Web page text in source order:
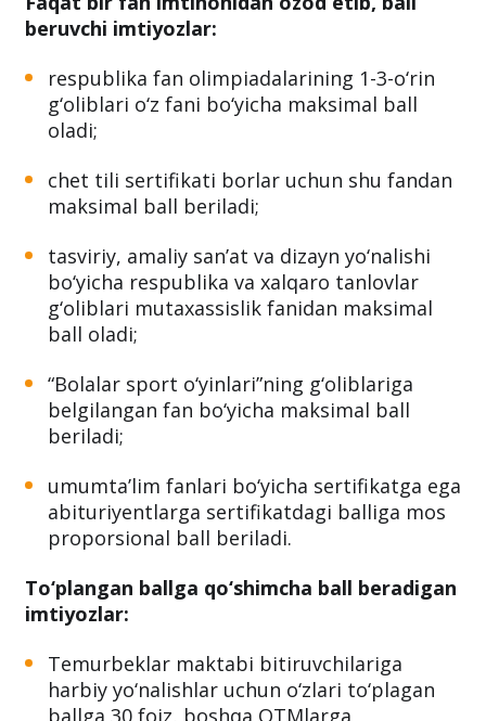
beruvchi imtiyozlar:
respublika fan olimpiadalarining 1-3-o‘rin
g‘oliblari o‘z fani bo‘yicha maksimal ball
oladi;
chet tili sertifikati borlar uchun shu fandan
maksimal ball beriladi;
tasviriy, amaliy san’at va dizayn yo‘nalishi
bo‘yicha respublika va xalqaro tanlovlar
g‘oliblari mutaxassislik fanidan maksimal
ball oladi;
“Bolalar sport o‘yinlari”ning g‘oliblariga
belgilangan fan bo‘yicha maksimal ball
beriladi;
umumta’lim fanlari bo‘yicha sertifikatga ega
abituriyentlarga sertifikatdagi balliga mos
proporsional ball beriladi.
To‘plangan ballga qo‘shimcha ball beradigan
imtiyozlar:
Temurbeklar maktabi bitiruvchilariga
harbiy yo‘nalishlar uchun o‘zlari to‘plagan